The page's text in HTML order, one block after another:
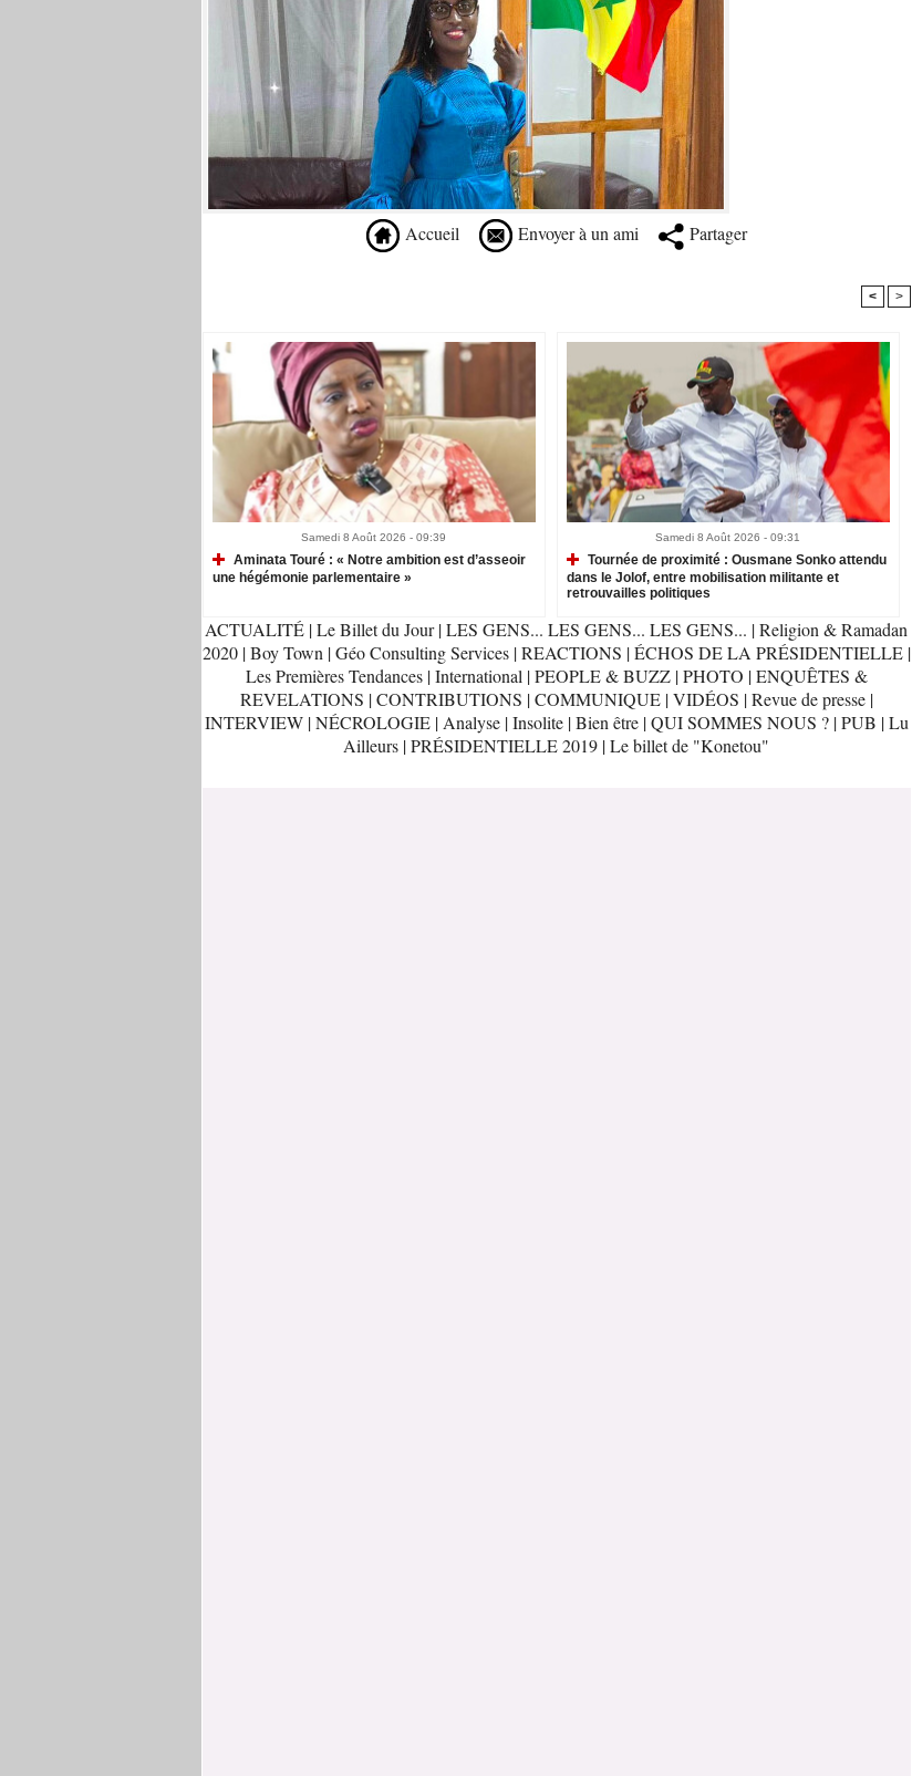
Accueil Envoyer à un ami Partager
< >
Samedi 8 Août 2026 - 09:39
Aminata Touré : « Notre ambition est d’asseoir
une hégémonie parlementaire »
Samedi 8 Août 2026 - 09:31
Tournée de proximité : Ousmane Sonko attendu
dans le Jolof, entre mobilisation militante et
retrouvailles politiques
ACTUALITÉ |Le Billet du Jour |LES GENS... LES GENS... LES GENS... |Religion & Ramadan
2020 |Boy Town |Géo Consulting Services |REACTIONS |ÉCHOS DE LA PRÉSIDENTIELLE |
Les Premières Tendances |International |PEOPLE & BUZZ |PHOTO |ENQUÊTES &
REVELATIONS |CONTRIBUTIONS |COMMUNIQUE |VIDÉOS |Revue de presse |
INTERVIEW |NÉCROLOGIE |Analyse |Insolite |Bien être |QUI SOMMES NOUS ? |PUB |Lu
Ailleurs |PRÉSIDENTIELLE 2019 |Le billet de "Konetou"